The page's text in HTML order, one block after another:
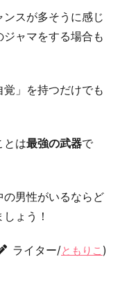
スが多そうに感じ
ャマをする場合も
」を持つだけでも
とは最強の武器で
の男性がいるならど
ょう！
ライター/ともりこ )